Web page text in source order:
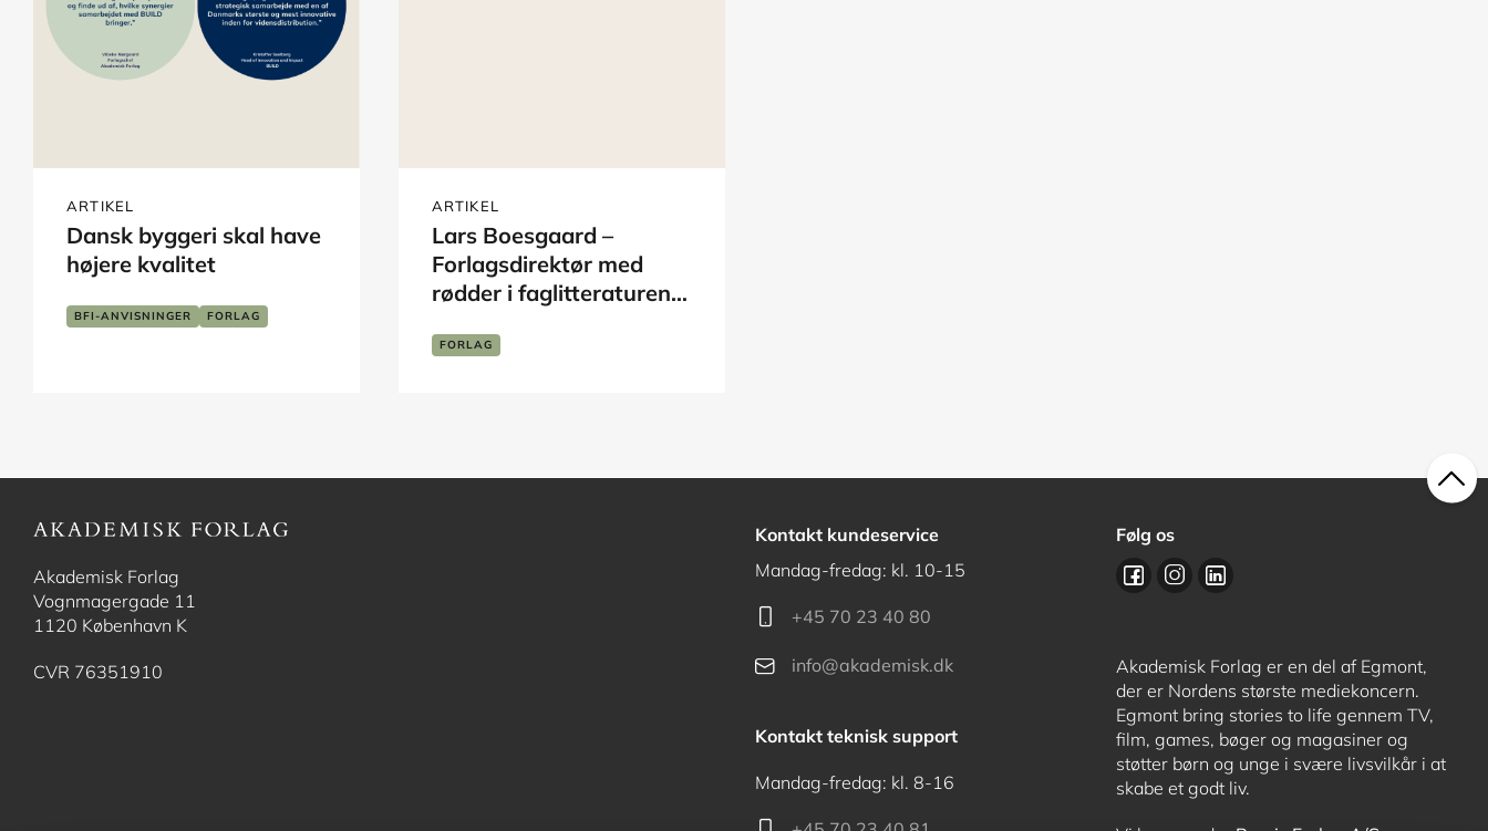
ARTIKEL
Dansk byggeri skal have
højere kvalitet
BFI-ANVISNINGER
FORLAG
ARTIKEL
Lars Boesgaard –
Forlagsdirektør med
rødder i faglitteraturen
FORLAG
Akademisk Forlag
Vognmagergade 11
1120 København K
CVR 76351910
Kontakt kundeservice
Mandag-fredag: kl. 10-15
+45 70 23 40 80
info@akademisk.dk
Kontakt teknisk support
Mandag-fredag: kl. 8-16
Følg os
Akademisk Forlag er en del af Egmont,
der er Nordens største mediekoncern.
Egmont bring stories to life gennem TV,
film, games, bøger og magasiner og
støtter børn og unge i svære livsvilkår i at
skabe et godt liv.